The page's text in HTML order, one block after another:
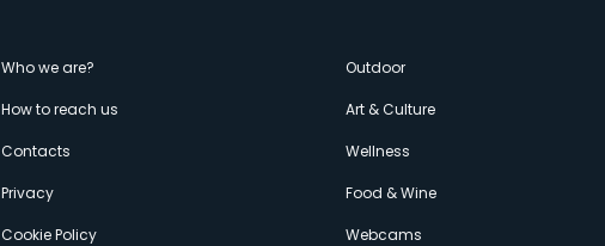
Menù
secondario
Who we are?
How to reach us
Contacts
Privacy
Cookie Policy
Outdoor
Art & Culture
Wellness
Food & Wine
Webcams